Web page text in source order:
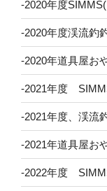
-2020年度
-2020年度渓流釣
-2020年道具屋お
-2021年度
-2021年度、渓流
-2021年道具屋お
-2022年度